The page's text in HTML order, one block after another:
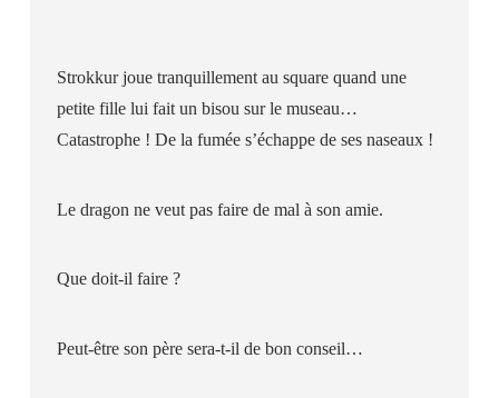
Strokkur joue tranquillement au square quand une
petite fille lui fait un bisou sur le museau…
Catastrophe ! De la fumée s’échappe de ses naseaux !
Le dragon ne veut pas faire de mal à son amie.
Que doit-il faire ?
Peut-être son père sera-t-il de bon conseil…